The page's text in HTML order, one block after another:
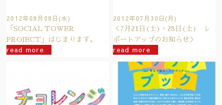
2012年08月08日(水)
「SOCIAL TOWER
PROJECT」はじまります。
read more
2012年07月30日(月)
＜7月21日(土)・28日(土) レ
ポートアップのお知らせ＞
read more